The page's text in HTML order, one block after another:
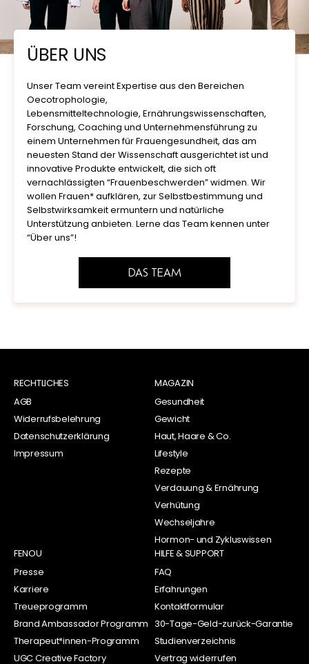
ÜBER UNS
Unser Team vereint Expertise aus den Bereichen
Oecotrophologie,
Lebensmitteltechnologie, Ernährungswissenschaften,
Forschung, Coaching und Unternehmensführung zu
einem Unternehmen für Frauengesundheit, das am
neuesten Stand der Wissenschaft ausgerichtet ist und
innovative Produkte entwickelt, die sich oft
vernachlässigten “Frauenbeschwerden” widmen. Wir
wollen Frauen* aufklären, zur Selbstbestimmung und
Selbstwirksamkeit ermuntern und natürliche
Unterstützung anbieten. Lerne das Team kennen unter
“Über uns”!
DAS TEAM
RECHTLICHES
AGB
Widerrufsbelehrung
Datenschutzerklärung
Impressum
MAGAZIN
Gesundheit
Gewicht
Haut, Haare & Co.
Lifestyle
Rezepte
Verdauung & Ernährung
Verhütung
Wechseljahre
Hormon- und Zykluswissen
FENOU
Presse
Karriere
Treueprogramm
Brand Ambassador Programm
Therapeut*innen-Programm
UGC Creative Factory
HILFE & SUPPORT
FAQ
Erfahrungen
Kontaktformular
30-Tage-Geld-zurück-Garantie
Studienverzeichnis
Vertrag widerrufen